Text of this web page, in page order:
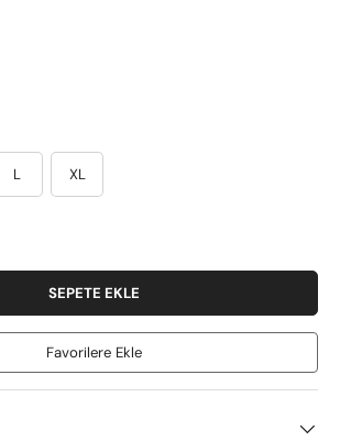
L XL
SEPETE EKLE
Favorilere Ekle